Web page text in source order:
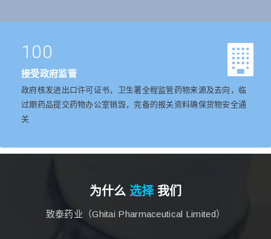
100
接受政府监管
政府核发进出口许可证书，卫生署全程监管药物来源及去向，临
过期药品提交药物办公室销毁，完备的报关资料确保货物安全通
关
为什么 选择我们
致泰药业（Ghitai Pharmaceutical Limited）